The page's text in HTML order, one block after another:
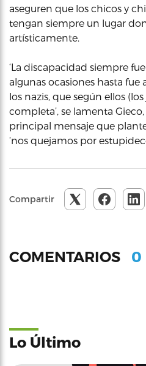
aseguren que los chicos y
tengan siempre un lugar
artísticamente.
‘La discapacidad siempre
algunas ocasiones hasta fue
los nazis, que según ellos
completa’, se lamenta
principal mensaje que
‘nos quejamos por
Compartir
COMENTARIOS 0
Lo Último